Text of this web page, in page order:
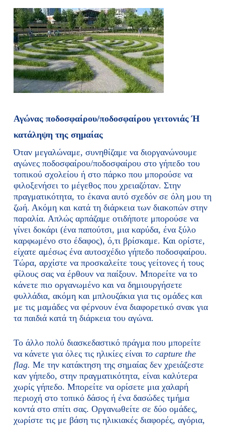
Αγώνας ποδοσφαίρου/ποδοσφαίρου γειτονιάς Ή
κατάληψη της σημαίας
Όταν μεγαλώναμε, συνηθίζαμε να διοργανώνουμε
αγώνες ποδοσφαίρου/ποδοσφαίρου στο γήπεδο του
τοπικού σχολείου ή στο πάρκο που μπορούσε να
φιλοξενήσει το μέγεθος που χρειαζόταν. Στην
πραγματικότητα, το έκανα αυτό σχεδόν σε όλη μου τη
ζωή. Ακόμη και κατά τη διάρκεια των διακοπών στην
παραλία. Απλώς αρπάζαμε οτιδήποτε μπορούσε να
γίνει δοκάρι (ένα παπούτσι, μια καρύδα, ένα ξύλο
καρφωμένο στο έδαφος), ό,τι βρίσκαμε. Και ορίστε,
είχατε αμέσως ένα αυτοσχέδιο γήπεδο ποδοσφαίρου.
Τώρα, αρχίστε να προσκαλείτε τους γείτονες ή τους
φίλους σας να έρθουν να παίξουν. Μπορείτε να το
κάνετε πιο οργανωμένο και να δημιουργήσετε
φυλλάδια, ακόμη και μπλουζάκια για τις ομάδες και
με τις μαμάδες να φέρνουν ένα διαφορετικό σνακ για
τα παιδιά κατά τη διάρκεια του αγώνα.
Το άλλο πολύ διασκεδαστικό πράγμα που μπορείτε
να κάνετε για όλες τις ηλικίες είναι το capture the
flag. Με την κατάκτηση της σημαίας δεν χρειάζεστε
καν γήπεδο, στην πραγματικότητα, είναι καλύτερα
χωρίς γήπεδο. Μπορείτε να ορίσετε μια χαλαρή
περιοχή στο τοπικό δάσος ή ένα δασώδες τμήμα
κοντά στο σπίτι σας. Οργανωθείτε σε δύο ομάδες,
χωρίστε τις με βάση τις ηλικιακές διαφορές, αγόρια,